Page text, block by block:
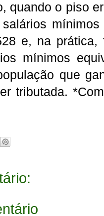
quando o piso
e, na prática,
mínimos
que
tributada.